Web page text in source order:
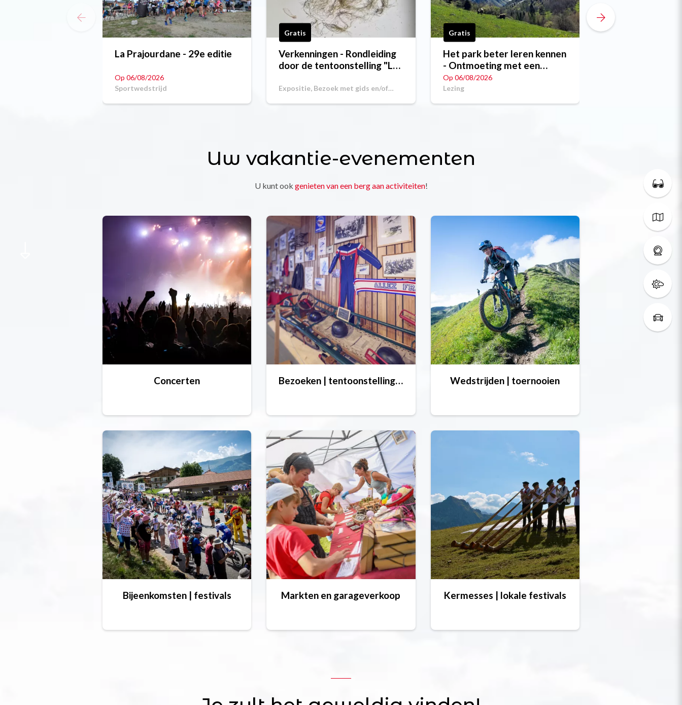
La Prajourdane - 29e editie
Op 06/08/2026
Sportwedstrijd
Gratis
Verkenningen - Rondleiding
door de tentoonstelling "Les
Expositie, Bezoek met gids en/of
Gratis
Het park beter leren kennen
- Ontmoeting met een
parkopzichter
Op 06/08/2026
Lezing
Uw vakantie-evenementen
U kunt ook genieten van een berg aan activiteiten!
Concerten Bezoeken | tentoonstellingen Wedstrijden | toernooien
Bijeenkomsten | festivals Markten en garageverkoop Kermesses | lokale festivals